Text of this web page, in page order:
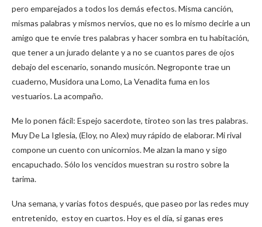
pero emparejados a todos los demás efectos. Misma canción,
mismas palabras y mismos nervios, que no es lo mismo decirle a un
amigo que te envíe tres palabras y hacer sombra en tu habitación,
que tener a un jurado delante y a no se cuantos pares de ojos
debajo del escenario, sonando musicón. Negroponte trae un
cuaderno, Musidora una Lomo, La Venadita fuma en los
vestuarios. La acompaño.
Me lo ponen fácil: Espejo sacerdote, tiroteo son las tres palabras.
Muy De La Iglesia, (Eloy, no Alex) muy rápido de elaborar. Mi rival
compone un cuento con unicornios. Me alzan la mano y sigo
encapuchado. Sólo los vencidos muestran su rostro sobre la
tarima.
Una semana, y varias fotos después, que paseo por las redes muy
entretenido, estoy en cuartos. Hoy es el día, si ganas eres